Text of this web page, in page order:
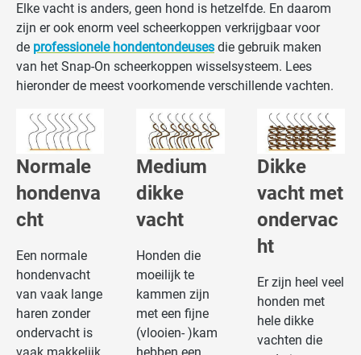
Elke vacht is anders, geen hond is hetzelfde. En daarom
zijn er ook enorm veel scheerkoppen verkrijgbaar voor
de professionele hondentondeuses die gebruik maken
van het Snap-On scheerkoppen wisselsysteem. Lees
hieronder de meest voorkomende verschillende vachten.
Normale
hondenva
cht
Een normale
hondenvacht
van vaak lange
haren zonder
ondervacht is
Medium
dikke
vacht
Honden die
moeilijk te
kammen zijn
met een fijne
(vlooien- )kam
Dikke
vacht met
ondervac
ht
Er zijn heel veel
honden met
hele dikke
vachten die